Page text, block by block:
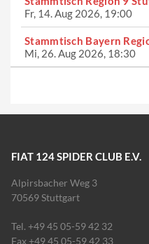
Fr, 14. Aug 2026, 19:00
Stammtisch Bayern
Mi, 26. Aug 2026, 18:30
FIAT 124 SPIDER CLUB E.V.
Alpirsbacher Weg 3
70569 Stuttgart
Tel. +49 45 05-59 42 32
Fax +49 45 05-59 42 33